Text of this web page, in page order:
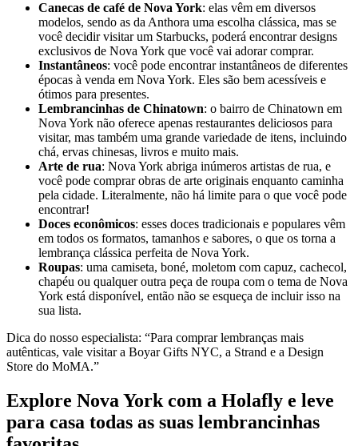
Canecas de café de Nova York: elas vêm em diversos
modelos, sendo as da Anthora uma escolha clássica, mas se
você decidir visitar um Starbucks, poderá encontrar designs
exclusivos de Nova York que você vai adorar comprar.
Instantâneos: você pode encontrar instantâneos de diferentes
épocas à venda em Nova York. Eles são bem acessíveis e
ótimos para presentes.
Lembrancinhas de Chinatown: o bairro de Chinatown em
Nova York não oferece apenas restaurantes deliciosos para
visitar, mas também uma grande variedade de itens, incluindo
chá, ervas chinesas, livros e muito mais.
Arte de rua: Nova York abriga inúmeros artistas de rua, e
você pode comprar obras de arte originais enquanto caminha
pela cidade. Literalmente, não há limite para o que você pode
encontrar!
Doces econômicos: esses doces tradicionais e populares vêm
em todos os formatos, tamanhos e sabores, o que os torna a
lembrança clássica perfeita de Nova York.
Roupas: uma camiseta, boné, moletom com capuz, cachecol,
chapéu ou qualquer outra peça de roupa com o tema de Nova
York está disponível, então não se esqueça de incluir isso na
sua lista.
Dica do nosso especialista: “Para comprar lembranças mais
autênticas, vale visitar a Boyar Gifts NYC, a Strand e a Design
Store do MoMA.”
Explore Nova York com a Holafly e leve
para casa todas as suas lembrancinhas